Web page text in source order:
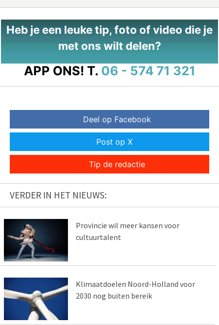
Heb je een leuke tip, foto of video die je
met ons wilt delen?
APP ONS! T. 06 - 574 71 321
Deel op Facebook
Post op X
Tip de redactie
VERDER IN HET NIEUWS:
Provincie wil meer kansen voor
cultuurtalent
Klimaatdoelen Noord-Holland voor
2030 nog buiten bereik